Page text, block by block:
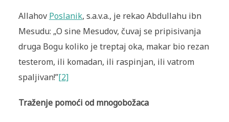
Allahov Poslanik, s.a.v.a., je rekao Abdullahu ibn
Mesudu: „O sine Mesudov, čuvaj se pripisivanja
druga Bogu koliko je treptaj oka, makar bio rezan
testerom, ili komadan, ili raspinjan, ili vatrom
spaljivan!”[2]
Traženje pomoći od mnogobožaca